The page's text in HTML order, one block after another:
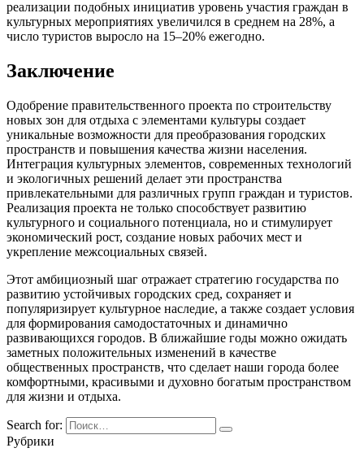
реализации подобных инициатив уровень участия граждан в
культурных мероприятиях увеличился в среднем на 28%, а
число туристов выросло на 15–20% ежегодно.
Заключение
Одобрение правительственного проекта по строительству
новых зон для отдыха с элементами культуры создает
уникальные возможности для преобразования городских
пространств и повышения качества жизни населения.
Интеграция культурных элементов, современных технологий
и экологичных решений делает эти пространства
привлекательными для различных групп граждан и туристов.
Реализация проекта не только способствует развитию
культурного и социального потенциала, но и стимулирует
экономический рост, создание новых рабочих мест и
укрепление межсоциальных связей.
Этот амбициозный шаг отражает стратегию государства по
развитию устойчивых городских сред, сохраняет и
популяризирует культурное наследие, а также создает условия
для формирования самодостаточных и динамично
развивающихся городов. В ближайшие годы можно ожидать
заметных положительных изменений в качестве
общественных пространств, что сделает наши города более
комфортными, красивыми и духовно богатым пространством
для жизни и отдыха.
Search for:
Рубрики